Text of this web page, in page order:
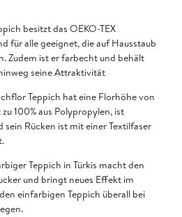
besitzt das OEKO-TEX
für alle geeignet, die auf Hausstaub
Zudem ist er farbecht und behält
seine Attraktivität
Teppich hat eine Florhöhe von
100% aus Polypropylen, ist
sein Rücken ist mit einer Textilfaser
Teppich in Türkis macht den
und bringt neues Effekt im
einfarbigen Teppich überall bei